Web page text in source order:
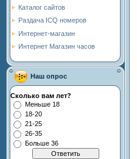
Каталог сайтов
Раздача ICQ номеров
Интернет-магазин
Интернет Магазин часов
Наш опрос
Сколько вам лет?
Меньше 18
18-20
21-25
26-35
Больше 36